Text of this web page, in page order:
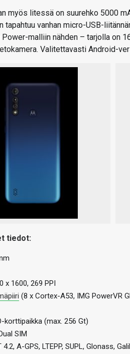
myös litessä on suurehko 5000
tapahtuu vanhan micro-USB-
malliin nähden – tarjolla on
Valitettavasti Android-
tiedot:
x 1600, 269 PPI
(8 x Cortex-A53, IMG PowerVR
korttipaikka (max. 256 Gt)
SIM
A-GPS, LTEPP, SUPL, Glonass,